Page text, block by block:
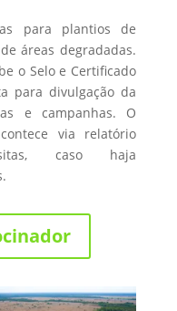
para plantios de
áreas degradadas.
o Selo e Certificado
para divulgação da
e campanhas. O
via relatório
caso haja